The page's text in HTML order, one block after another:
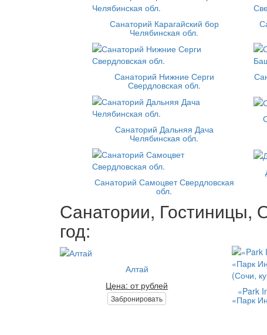
Санаторий Карагайский бор
Челябинская обл.
Санаторий Нижние Серги
Свердловская обл.
Санаторий Дальняя Дача
Челябинская обл.
Санаторий Самоцвет Свердловская
обл.
Санатории, Гостиницы,
год:
Алтай
Цена: от рублей
Забронировать
«Park
«Парк